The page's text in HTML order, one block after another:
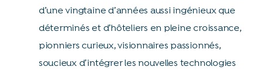
d’une vingtaine d’années aussi ingénieux que
déterminés et d’hôteliers en pleine croissance,
pionniers curieux, visionnaires passionnés,
soucieux d’intégrer les nouvelles technologies